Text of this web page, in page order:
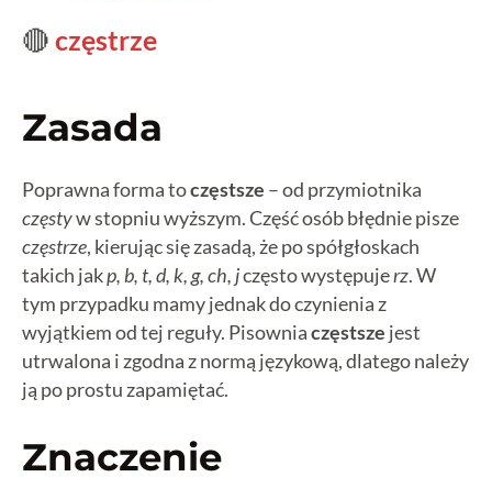
🔴 częstrze
Zasada
Poprawna forma toczęstsze – od przymiotnika
częstyw stopniu wyższym. Część osób błędnie pisze
częstrze, kierując się zasadą, że po spółgłoskach
takich jakp, b, t, d, k, g, ch, jczęsto występujerz. W
tym przypadku mamy jednak do czynienia z
wyjątkiem od tej reguły. Pisowniaczęstsze jest
utrwalona i zgodna z normą językową, dlatego należy
ją po prostu zapamiętać.
Znaczenie